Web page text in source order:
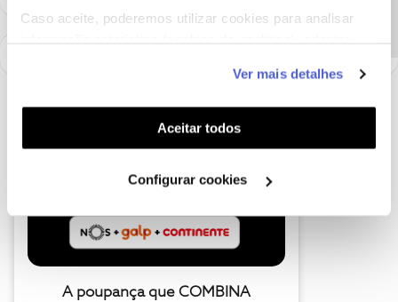
Caso aceite, poderemos utilizar cookies para analisar
funcionalidades (cookies de personalização e
funcionalidade) e adaptar anúncios aos seus interesses
(cookies de publicidade personalizada). Pode gerir a
utilização dos cookies clicando em "Configurar
Ver mais detalhes
Aceitar todos
Configurar cookies
A poupança que COMBINA